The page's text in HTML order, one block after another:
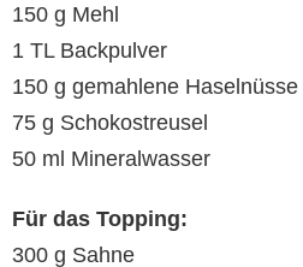
150 g Mehl
1 TL Backpulver
150 g gemahlene Haselnüsse
75 g Schokostreusel
50 ml Mineralwasser
Für das Topping:
300 g Sahne